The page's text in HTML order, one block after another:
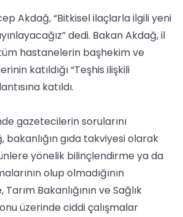
Akdağ, “Bitkisel ilaçlarla ilgili yeni
dedi. Bakan Akdağ, il
hastanelerin başhekim ve
katıldığı “Teşhis ilişkili
katıldı.
gazetecilerin sorularını
bakanlığın gıda takviyesi olarak
yönelik bilinçlendirme ya da
olup olmadığının
Bakanlığının ve Sağlık
üzerinde ciddi çalışmalar